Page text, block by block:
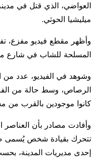
العواضي، الذي قتل في
ميليشيا الحوثي.
وأظهر مقطع فيديو مفزع،
المسلحة للشاب في شارع
وشوهد في الفيديو، عدد من
الرصاص، وسط حالة من
كانوا موجودين بالقرب من
وأفادت مصادر بأن العناصر
تتحرك بقيادة شخص يُسمى
إحدى مديريات المدينة،